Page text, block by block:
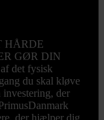
HÅRDE
GØR DIN
det fysisk
du skal kløve
der